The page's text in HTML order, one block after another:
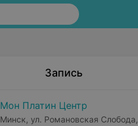
Запись
Мон Платин Центр
Минск, ул. Романовская Слобода,